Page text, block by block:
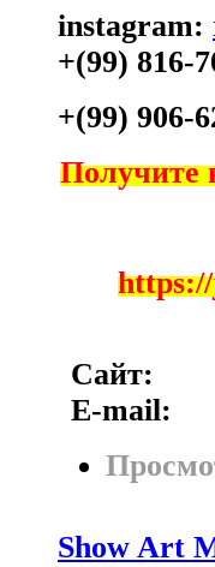
instagram:
+(99) 816-
+(99) 906-
Получите
Сайт:
E-mail:
Show Art